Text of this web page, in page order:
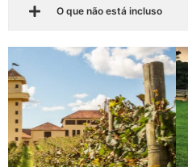
O que não está incluso